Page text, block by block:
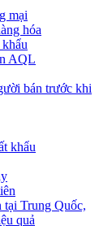
mại
hóa
AQL
bán trước khi
khẩu
tại Trung Quốc,
quả